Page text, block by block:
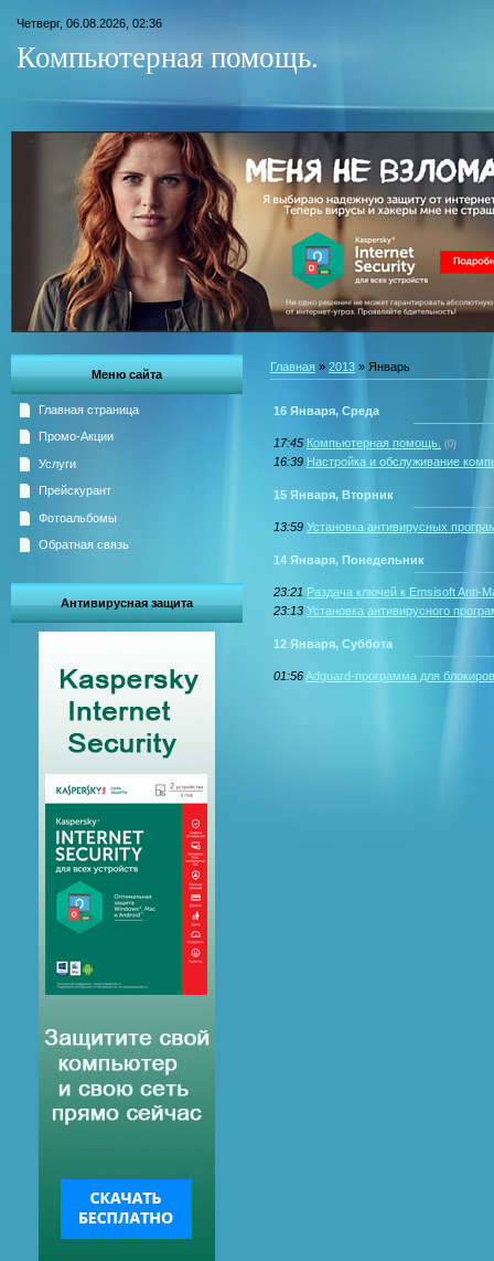
Четверг, 06.08.2026, 02:36
Компьютерная помощь.
Меню сайта
Главная страница
Промо-Акции
Услуги
Прейскурант
Фотоальбомы
Обратная связь
Антивирусная защита
Главная » 2013 » Январь
16 Января, Среда
17:45 Компьютерная помощь. (0)
16:39 Настройка и обслуживание
15 Января, Вторник
13:59 Установка антивирусных
14 Января, Понедельник
23:21 Раздача ключей к Emsisoft Anti-
23:13 Установка антивирусного
12 Января, Суббота
01:56Adguard-программа для